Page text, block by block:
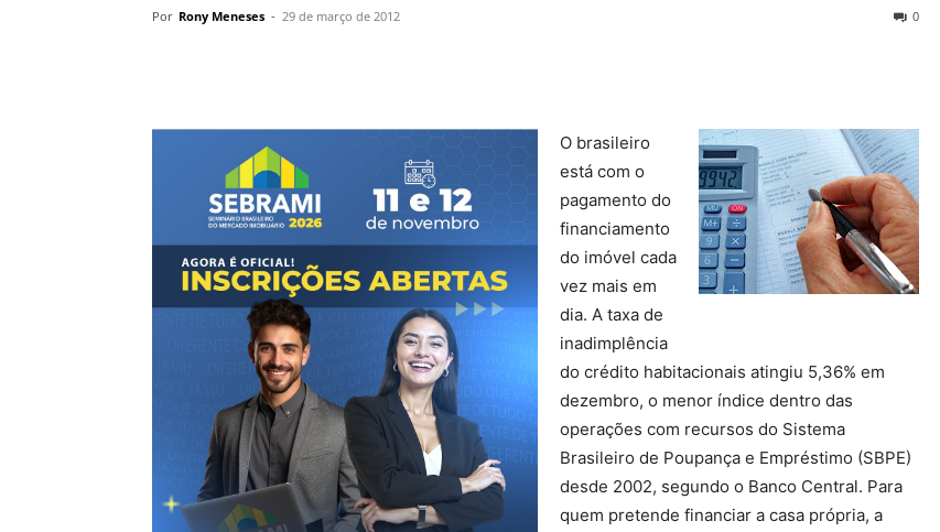
Por Rony Meneses - 29 de março de 2012 0
O brasileiro
está com o
pagamento do
financiamento
do imóvel cada
vez mais em
dia. A taxa de
inadimplência
do crédito habitacionais atingiu 5,36% em
dezembro, o menor índice dentro das
operações com recursos do Sistema
Brasileiro de Poupança e Empréstimo (SBPE)
desde 2002, segundo o Banco Central. Para
quem pretende financiar a casa própria, a